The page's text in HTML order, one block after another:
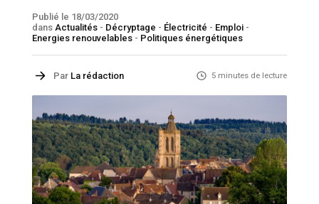
Publié le 18/03/2020
dans Actualités- Décryptage - Électricité - Emploi-
Energies renouvelables- Politiques énergétiques
Par La rédaction 5 minutes de lecture